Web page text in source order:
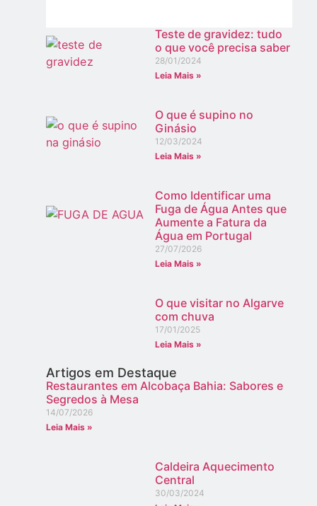
Teste de gravidez: tudo
o que você precisa saber
28/01/2024
Leia Mais »
O que é supino no
Ginásio
12/03/2024
Leia Mais »
Como Identificar uma
Fuga de Água Antes que
Aumente a Fatura da
Água em Portugal
27/07/2026
Leia Mais »
O que visitar no Algarve
com chuva
17/01/2025
Leia Mais »
Artigos em Destaque
Restaurantes em Alcobaça Bahia: Sabores e
Segredos à Mesa
14/07/2026
Leia Mais »
Caldeira Aquecimento
Central
30/03/2024